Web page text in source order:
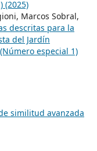
(2025)
Marcos Sobral,
descritas para la
del Jardín
especial 1)
similitud avanzada